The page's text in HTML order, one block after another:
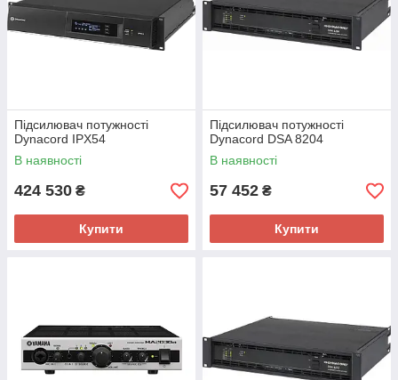
Підсилювач потужності
Dynacord IPX54
В наявності
424 530 ₴
Купити
Підсилювач потужності
Dynacord DSA 8204
В наявності
57 452 ₴
Купити